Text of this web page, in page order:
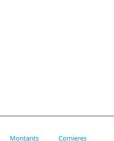
Montants Cornieres